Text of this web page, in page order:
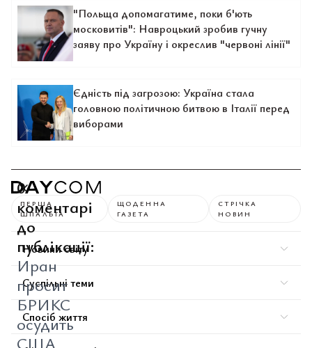
"Польща допомагатиме, поки б'ють
московитів": Навроцький зробив гучну
заяву про Україну і окреслив "червоні лінії"
Єдність під загрозою: Україна стала
головною політичною битвою в Італії перед
виборами
0
коментарі
до
публікації:
Иран
просит
БРИКС
осудить
США
ПЕРША
ШПАЛЬТА
ЩОДЕННА
ГАЗЕТА
СТРІЧКА
НОВИН
Новини світу
Суспільні теми
Спосіб життя